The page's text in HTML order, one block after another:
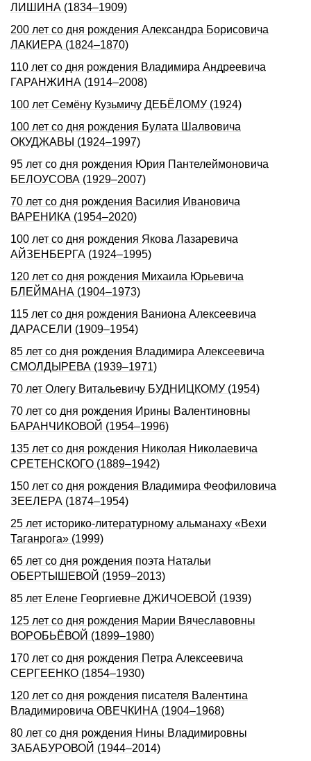
ЛИШИНА (1834–1909)
200 лет со дня рождения Александра Борисовича
ЛАКИЕРА (1824–1870)
110 лет со дня рождения Владимира Андреевича
ГАРАНЖИНА (1914–2008)
100 лет Семёну Кузьмичу ДЕБЁЛОМУ (1924)
100 лет со дня рождения Булата Шалвовича
ОКУДЖАВЫ (1924–1997)
95 лет со дня рождения Юрия Пантелеймоновича
БЕЛОУСОВА (1929–2007)
70 лет со дня рождения Василия Ивановича
ВАРЕНИКА (1954–2020)
100 лет со дня рождения Якова Лазаревича
АЙЗЕНБЕРГА (1924–1995)
120 лет со дня рождения Михаила Юрьевича
БЛЕЙМАHА (1904–1973)
115 лет со дня рождения Ваниона Алексеевича
ДАРАСЕЛИ (1909–1954)
85 лет со дня рождения Владимира Алексеевича
СМОЛДЫРЕВА (1939–1971)
70 лет Олегу Витальевичу БУДНИЦКОМУ (1954)
70 лет со дня рождения Ирины Валентиновны
БАРАНЧИКОВОЙ (1954–1996)
135 лет со дня рождения Николая Николаевича
СРЕТЕНСКОГО (1889–1942)
150 лет со дня рождения Владимира Феофиловича
ЗЕЕЛЕРА (1874–1954)
25 лет историко-литературному альманаху «Вехи
Таганрога» (1999)
65 лет со дня рождения поэта Натальи
ОБЕРТЫШЕВОЙ (1959–2013)
85 лет Елене Георгиевне ДЖИЧОЕВОЙ (1939)
125 лет со дня рождения Марии Вячеславовны
ВОРОБЬЁВОЙ (1899–1980)
170 лет со дня рождения Петра Алексеевича
СЕРГЕЕНКО (1854–1930)
120 лет со дня рождения писателя Валентина
Владимировича ОВЕЧКИHА (1904–1968)
80 лет со дня рождения Нины Владимировны
ЗАБАБУРОВОЙ (1944–2014)